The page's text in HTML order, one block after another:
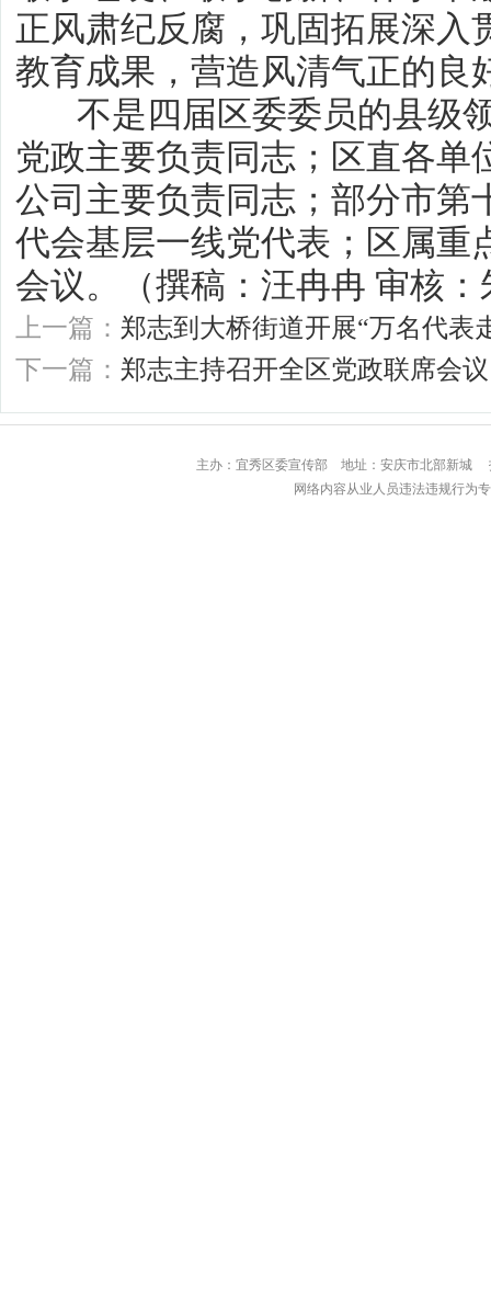
正风肃纪反腐，巩固拓展深入
教育成果，营造风清气正的良
不是四届区委委员的县级
党政主要负责同志；区直各单
公司主要负责同志；部分市第
代会基层一线党代表；区属重
会议。（撰稿：汪冉冉 审核：
上一篇： 郑志到大桥街道开展“万名代表
下一篇： 郑志主持召开全区党政联席会议
主办：宜秀区委宣传部 地址：安庆市北
网络内容从业人员违法违规行